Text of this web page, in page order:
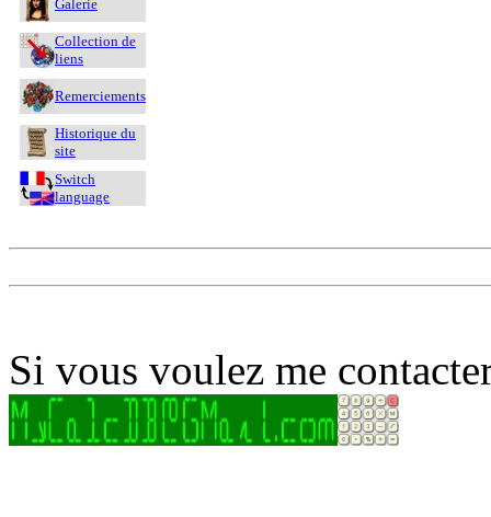
Galerie
Collection de
liens
Remerciements
Historique du
site
Switch
language
Si vous voulez me